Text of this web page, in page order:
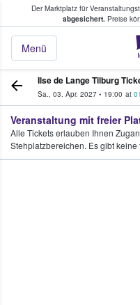
Der Marktplatz für
abgesichert.Preise
Menü
Tickets kaufen
Ilse de Lange Tilburg
Sa., 03. Apr. 2027 • 19:00 at
Veranstaltung mit freier
Alle Tickets erlauben Ihnen
Stehplatzbereichen. Es gibt